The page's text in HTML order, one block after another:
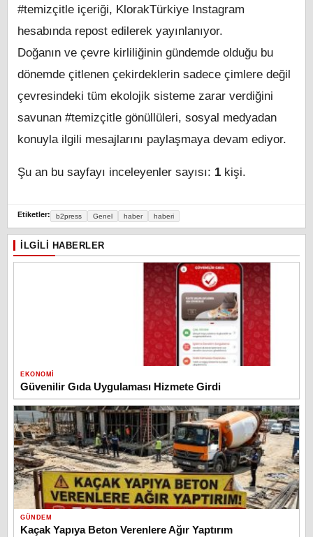
#temizçitle içeriği, KlorakTürkiye Instagram
hesabında repost edilerek yayınlanıyor.
Doğanın ve çevre kirliliğinin gündemde olduğu bu
dönemde çitlenen çekirdeklerin sadece çimlere değil
çevresindeki tüm ekolojik sisteme zarar verdiğini
savunan #temizçitle gönüllüleri, sosyal medyadan
konuyla ilgili mesajlarını paylaşmaya devam ediyor.
Şu an bu sayfayı inceleyenler sayısı: 1 kişi.
Etiketler: b2press Genel haber haberi
İLGILI HABERLER
EKONOMI
Güvenilir Gıda Uygulaması Hizmete Girdi
GÜNDEM
Kaçak Yapıya Beton Verenlere Ağır Yaptırım